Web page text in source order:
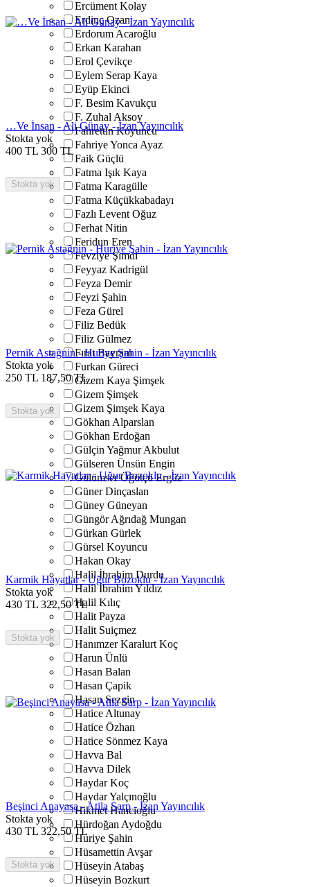
Ercüment Kolay
Erdinç Ozan
Erdorum Acaroğlu
Erkan Karahan
Erol Çevikçe
Eylem Serap Kaya
Eyüp Ekinci
F. Besim Kavukçu
F. Zuhal Aksoy
Fahrettin Koyuncu
Fahriye Yonca Ayaz
Faik Güçlü
Fatma Işık Kaya
Fatma Karagülle
Fatma Küçükkabadayı
Fazlı Levent Oğuz
Ferhat Nitin
Feridun Eren
Fevziye Şimdi
Feyyaz Kadrigül
Feyza Demir
Feyzi Şahin
Feza Gürel
Filiz Bedük
Filiz Gülmez
Fırat Bayram
Furkan Güreci
Gizem Kaya Şimşek
Gizem Şimşek
Gizem Şimşek Kaya
Gökhan Alparslan
Gökhan Erdoğan
Gülçin Yağmur Akbulut
Gülseren Ünsün Engin
Gülümser Öğütçü Ergüz
Güner Dinçaslan
Güney Güneyan
Güngör Ağrıdağ Mungan
Gürkan Gürlek
Gürsel Koyuncu
Hakan Okay
Halil İbrahim Durdu
Halil İbrahim Yıldız
Halil Kılıç
Halit Payza
Halit Suiçmez
Hanımzer Karalurt Koç
Harun Ünlü
Hasan Balan
Hasan Çapik
Hasan Sezgin
Hatice Altunay
Hatice Özhan
Hatice Sönmez Kaya
Havva Bal
Havva Dilek
Haydar Koç
Haydar Yalçınoğlu
Hikmet Hancıoğlu
Hürdoğan Aydoğdu
Huriye Şahin
Hüsamettin Avşar
Hüseyin Atabaş
Hüseyin Bozkurt
…Ve İnsan - Ali Günay - İzan Yayıncılık
Stokta yok
400 TL 300 TL
Stokta yok
Pernik Astağnin - Huriye Şahin - İzan Yayıncılık
Stokta yok
250 TL 187,50 TL
Stokta yok
Karmik Hayatlar - Uğur Bozoklu - İzan Yayıncılık
Stokta yok
430 TL 322,50 TL
Stokta yok
Beşinci Anayasa - Atila Sarp - İzan Yayıncılık
Stokta yok
430 TL 322,50 TL
Stokta yok